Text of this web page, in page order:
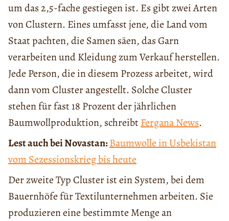
um das 2,5-fache gestiegen ist. Es gibt zwei Arten
von Clustern. Eines umfasst jene, die Land vom
Staat pachten, die Samen säen, das Garn
verarbeiten und Kleidung zum Verkauf herstellen.
Jede Person, die in diesem Prozess arbeitet, wird
dann vom Cluster angestellt. Solche Cluster
stehen für fast 18 Prozent der jährlichen
Baumwollproduktion, schreibtFergana News.
Lest auch bei Novastan:Baumwolle in Usbekistan
vom Sezessionskrieg bis heute
Der zweite Typ Cluster ist ein System, bei dem
Bauernhöfe für Textilunternehmen arbeiten. Sie
produzieren eine bestimmte Menge an